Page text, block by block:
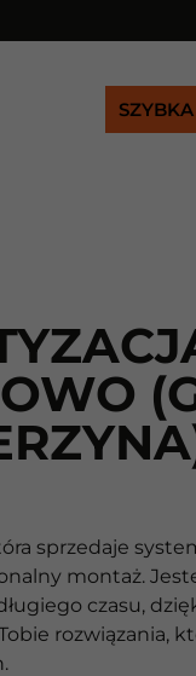
sprzedaje
montaż.
czasu,
rozwiązania,